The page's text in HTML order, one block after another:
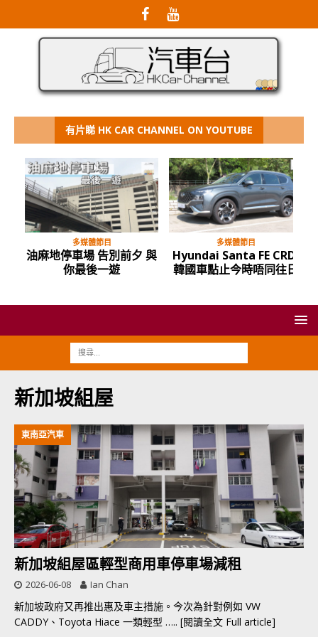
有片睇 HK CAR CHANNEL ON YOUTUBE
多媒體節目
油麻地停車場 告別前夕 與
你最後一遊
多媒體節目
Hyundai Santa FE CRDi
韓國車點止今時唔同往日
新加坡組屋
東南亞汽車
新加坡組屋區輕型商用車停車場減租
2026-06-08 Ian Chan
新加坡政府又再推出惠及車主措施。今次為針對例如 VW
CADDY、Toyota Hiace 一類輕型 ….. [閱讀全文 Full article]